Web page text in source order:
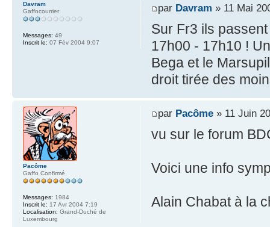
par Davram » 11 Mai
Sur Fr3 ils
17h00 - 17h10 !
Bega et le
droit tirée des
Davram
Gaffocourrier
Messages: 49
Inscrit le: 07 Fév 2004 9:07
par Pacôme» 11 Juin
vu sur le forum
Voici une info
Alain Chabat à la
Pacôme
Gaffo Confirmé
Messages: 1984
Inscrit le: 17 Avr 2004 7:19
Localisation: Grand-Duché de
Luxembourg